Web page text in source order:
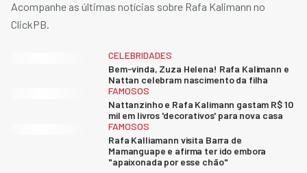
Acompanhe as últimas notícias sobre Rafa Kalimann no
ClickPB.
CELEBRIDADES
Bem-vinda, Zuza Helena! Rafa Kalimann e
Nattan celebram nascimento da filha
FAMOSOS
Nattanzinho e Rafa Kalimann gastam R$ 10
mil em livros 'decorativos' para nova casa
FAMOSOS
Rafa Kalliamann visita Barra de
Mamanguape e afirma ter ido embora
"apaixonada por esse chão"